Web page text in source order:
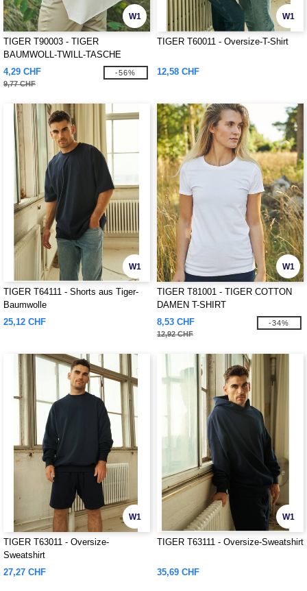
W1
TIGER T90003 - TIGER
BAUMWOLL-TWILL-TASCHE
4,29 CHF
9,77 CHF
-56%
W1
TIGER T60011 - Oversize-T-Shirt
12,58 CHF
W1
TIGER T64111 - Shorts aus Tiger-
Baumwolle
25,12 CHF
W1
TIGER T81001 - TIGER COTTON
DAMEN T-SHIRT
8,53 CHF
12,92 CHF
-34%
W1
TIGER T63011 - Oversize-
Sweatshirt
27,27 CHF
W1
TIGER T63111 - Oversize-Sweatshirt
35,69 CHF